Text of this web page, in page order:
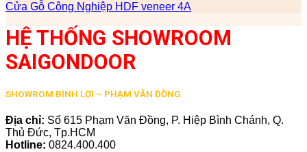
Cửa Gỗ Công Nghiệp HDF veneer 4A
HỆ THỐNG SHOWROOM
SAIGONDOOR
SHOWROM BÌNH LỢI – PHẠM VĂN ĐỒNG
Địa chỉ: Số 615 Phạm Văn Đồng, P. Hiệp Bình Chánh, Q.
Thủ Đức, Tp.HCM
Hotline: 0824.400.400